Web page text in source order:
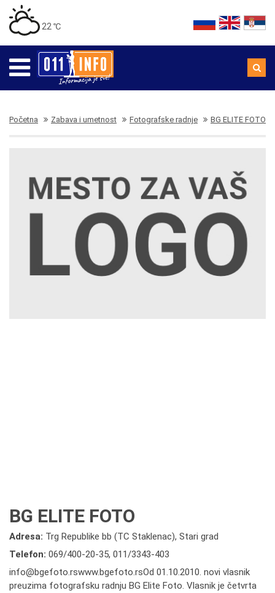
22 ℃
Početna Zabava i umetnost Fotografske radnje BG ELITE FOTO
BG ELITE FOTO
Adresa: Trg Republike bb (TC Staklenac), Stari grad
Telefon: 069/400-20-35, 011/3343-403
info@bgefoto.rswww.bgefoto.rsOd 01.10.2010. novi vlasnik
preuzima fotografsku radnju BG Elite Foto. Vlasnik je četvrta